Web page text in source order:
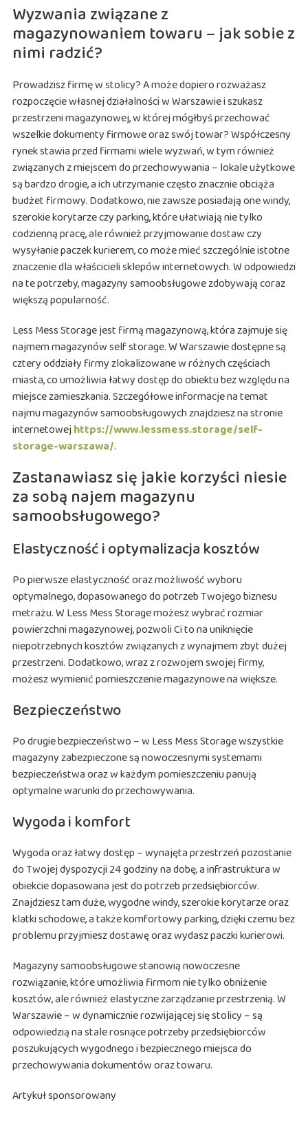
Wyzwania związane z
magazynowaniem towaru – jak sobie z
nimi radzić?
Prowadzisz firmę w stolicy? A może dopiero rozważasz
rozpoczęcie własnej działalności w Warszawie i szukasz
przestrzeni magazynowej, w której mógłbyś przechować
wszelkie dokumenty firmowe oraz swój towar? Współczesny
rynek stawia przed firmami wiele wyzwań, w tym również
związanych z miejscem do przechowywania – lokale użytkowe
są bardzo drogie, a ich utrzymanie często znacznie obciąża
budżet firmowy. Dodatkowo, nie zawsze posiadają one windy,
szerokie korytarze czy parking, które ułatwiają nie tylko
codzienną pracę, ale również przyjmowanie dostaw czy
wysyłanie paczek kurierem, co może mieć szczególnie istotne
znaczenie dla właścicieli sklepów internetowych. W odpowiedzi
na te potrzeby, magazyny samoobsługowe zdobywają coraz
większą popularność.
Less Mess Storage jest firmą magazynową, która zajmuje się
najmem magazynów self storage. W Warszawie dostępne są
cztery oddziały firmy zlokalizowane w różnych częściach
miasta, co umożliwia łatwy dostęp do obiektu bez względu na
miejsce zamieszkania. Szczegółowe informacje na temat
najmu magazynów samoobsługowych znajdziesz na stronie
internetowejhttps://www.lessmess.storage/self-
storage-warszawa/.
Zastanawiasz się jakie korzyści niesie
za sobą najem magazynu
samoobsługowego?
Elastyczność i optymalizacja kosztów
Po pierwsze elastyczność oraz możliwość wyboru
optymalnego, dopasowanego do potrzeb Twojego biznesu
metrażu. W Less Mess Storage możesz wybrać rozmiar
powierzchni magazynowej, pozwoli Ci to na uniknięcie
niepotrzebnych kosztów związanych z wynajmem zbyt dużej
przestrzeni. Dodatkowo, wraz z rozwojem swojej firmy,
możesz wymienić pomieszczenie magazynowe na większe.
Bezpieczeństwo
Po drugie bezpieczeństwo – w Less Mess Storage wszystkie
magazyny zabezpieczone są nowoczesnymi systemami
bezpieczeństwa oraz w każdym pomieszczeniu panują
optymalne warunki do przechowywania.
Wygoda i komfort
Wygoda oraz łatwy dostęp – wynajęta przestrzeń pozostanie
do Twojej dyspozycji 24 godziny na dobę, a infrastruktura w
obiekcie dopasowana jest do potrzeb przedsiębiorców.
Znajdziesz tam duże, wygodne windy, szerokie korytarze oraz
klatki schodowe, a także komfortowy parking, dzięki czemu bez
problemu przyjmiesz dostawę oraz wydasz paczki kurierowi.
Magazyny samoobsługowe stanowią nowoczesne
rozwiązanie, które umożliwia firmom nie tylko obniżenie
kosztów, ale również elastyczne zarządzanie przestrzenią. W
Warszawie – w dynamicznie rozwijającej się stolicy – są
odpowiedzią na stale rosnące potrzeby przedsiębiorców
poszukujących wygodnego i bezpiecznego miejsca do
przechowywania dokumentów oraz towaru.
Artykuł sponsorowany